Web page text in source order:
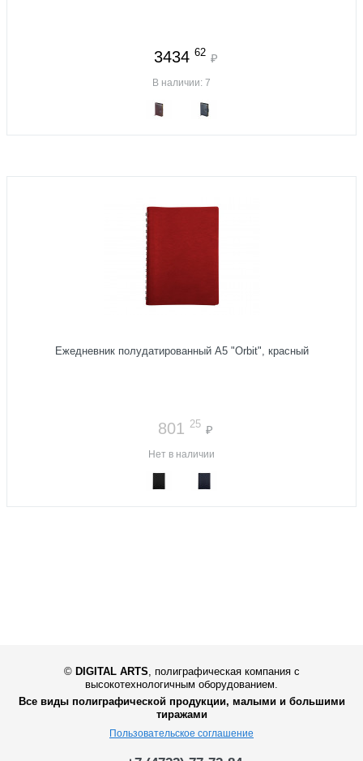
3434 62 ₽
В наличии: 7
Ежедневник полудатированный А5 "Orbit", красный
801 25 ₽
Нет в наличии
© DIGITAL ARTS
полиграфическая компания с
высокотехнологичным оборудованием.
Все виды полиграфической продукции, малыми и большими
тиражами
Пользовательское соглашение